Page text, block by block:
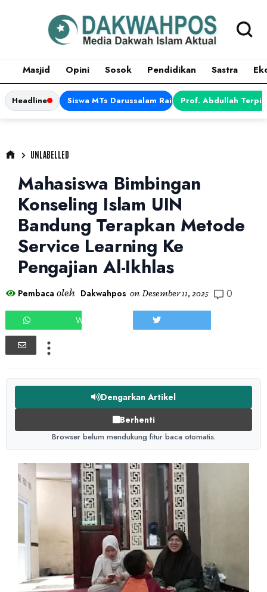
Masjid Opini Sosok Pendidikan Sastra
Headline Siswa MTs Darussalam Raih Juara 1 dalam
Prof. Abdullah
UNLABELLED
Mahasiswa Bimbingan
Konseling Islam UIN
Bandung Terapkan Metode
Service Learning Ke
Pengajian Al-Ikhlas
Pembaca oleh Dakwahpos on Desember 11, 2025 0
WHATSAPP
Dengarkan Artikel
Berhenti
Browser belum mendukung fitur baca otomatis.